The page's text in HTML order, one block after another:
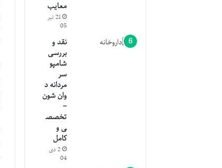
معایب
21 تیر
05
نقد و
بررسی
شامپو
سر
مردانه د
وان شون
–
تخصص
ی و
کامل
2 دی
04